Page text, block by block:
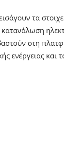
τα
στη
ενέργειας και